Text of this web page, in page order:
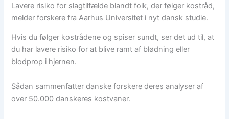
Lavere risiko for slagtilfælde blandt folk, der følger kostråd,
melder forskere fra Aarhus Universitet i nyt dansk studie.
Hvis du følger kostrådene og spiser sundt, ser det ud til, at
du har lavere risiko for at blive ramt af blødning eller
blodprop i hjernen.
Sådan sammenfatter danske forskere deres analyser af
over 50.000 danskeres kostvaner.